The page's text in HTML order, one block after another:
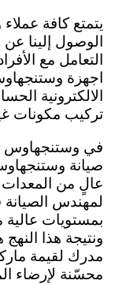
يتمتع كافة
التعامل مع
اجهزة
الالكترونية
تركيب مكونات
في وستنجهاوس
صيانة
عالٍ من المعدات
لمهندس الصيانة
بمستويات عالية
ونتيجة هذا
مدرك لقيمة
محسّنة لإرضاء